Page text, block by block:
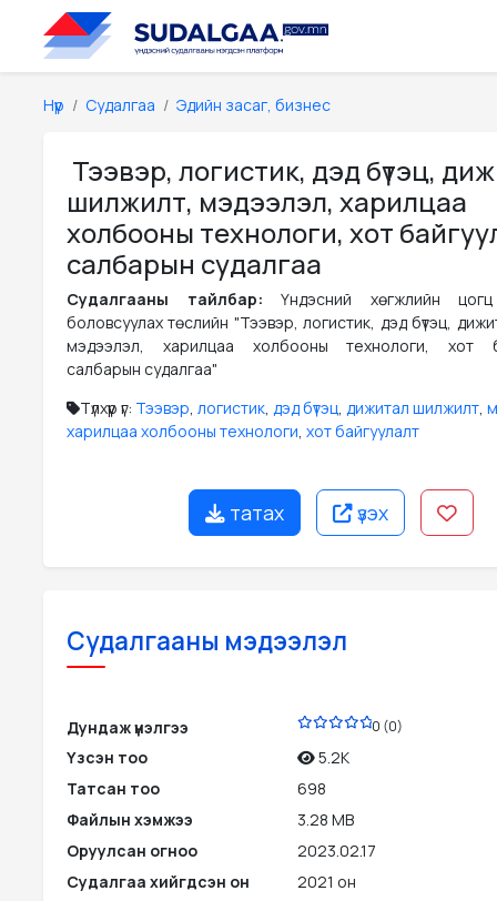
Нүүр Судалгаа Эдийн засаг, бизнес
Тээвэр, логистик, дэд бүтэц,
шилжилт, мэдээлэл, харилцаа
холбооны технологи, хот
салбарын судалгаа
Судалгааны тайлбар:Үндэсний хөгжлийн цогц
боловсуулах төслийн "Тээвэр, логистик, дэд бүтэц,
мэдээлэл, харилцаа холбооны технологи, хот
салбарын судалгаа"
Түлхүүр үг: Тээвэр, логистик, дэд бүтэц, дижитал шилжилт,
харилцаа холбооны технологи, хот байгуулалт
татах үзэх
Судалгааны мэдээлэл
Дундаж үнэлгээ 0 (0)
Үзсэн тоо
5.2K
Татсан тоо
698
Файлын хэмжээ
3.28 MB
Оруулсан огноо
2023.02.17
Судалгаа хийгдсэн он
2021 он